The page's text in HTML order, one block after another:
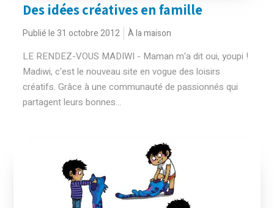
Des idées créatives en famille
Publié le 31 octobre 2012 À la maison
LE RENDEZ-VOUS MADIWI - Maman m'a dit oui, youpi !
Madiwi, c'est le nouveau site en vogue des loisirs
créatifs. Grâce à une communauté de passionnés qui
partagent leurs bonnes...